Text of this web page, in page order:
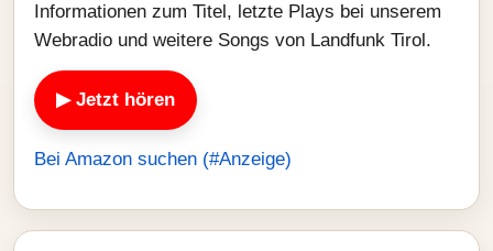
Informationen zum Titel, letzte Plays bei unserem
Webradio und weitere Songs von Landfunk Tirol.
▶ Jetzt hören
Bei Amazon suchen (#Anzeige)